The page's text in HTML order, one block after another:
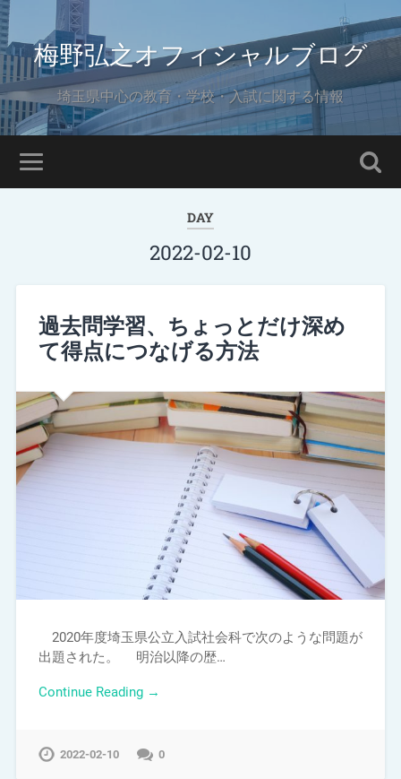
梅野弘之オフィシャルブログ
埼玉県中心の教育・学校・入試に関する情報
DAY
2022-02-10
過去問学習、ちょっとだけ深め
て得点につなげる方法
2020年度埼玉県公立入試社会科で次のような問題が
出題された。 明治以降の歴…
Continue Reading →
2022-02-10 0